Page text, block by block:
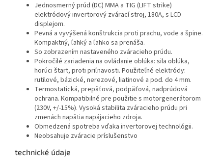
Jednosmerný prúd (DC) MMA a TIG (LIFT strike)
elektródový invertorový zvárací stroj, 180A, s LCD
displejom.
Pevná a vyvýšená konštrukcia proti prachu, vode a špine.
Kompaktný, ľahký a ľahko sa prenáša.
So zobrazením nastaveného zváracieho prúdu.
Pokročilé zariadenia na ovládanie oblúka: sila oblúka,
horúci štart, proti priľnavosti. Použiteľné elektródy:
rutilové, bázické, nerezové, liatinové a pod. do 4 mm.
Termostatická, prepäťová, podpäťová, nadprúdová
ochrana. Kompatibilné pre použitie s motorgenerátorom
(230V, +/-15%). Vysoká stabilita zváracieho prúdu pri
zmenách napätia napájacieho zdroja.
Obmedzená spotreba vďaka invertorovej technológii.
Neobsahuje zváracie príslušenstvo
technické údaje